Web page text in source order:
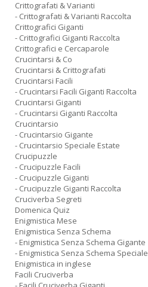
Crittografati & Varianti
- Crittografati & Varianti Raccolta
Crittografici Giganti
- Crittografici Giganti Raccolta
Crittografici e Cercaparole
Crucintarsi & Co
Crucintarsi & Crittografati
Crucintarsi Facili
- Crucintarsi Facili Giganti Raccolta
Crucintarsi Giganti
- Crucintarsi Giganti Raccolta
Crucintarsio
- Crucintarsio Gigante
- Crucintarsio Speciale Estate
Crucipuzzle
- Crucipuzzle Facili
- Crucipuzzle Giganti
- Crucipuzzle Giganti Raccolta
Cruciverba Segreti
Domenica Quiz
Enigmistica Mese
Enigmistica Senza Schema
- Enigmistica Senza Schema Gigante
- Enigmistica Senza Schema Speciale
Enigmistica in inglese
Facili Cruciverba